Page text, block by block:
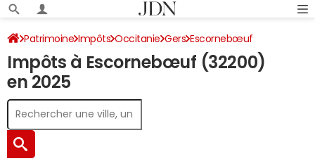
Patrimoine Impôts Occitanie Gers Escornebœuf
Impôt sur le revenu
Impôts à Escornebœuf (32200)
en 2025